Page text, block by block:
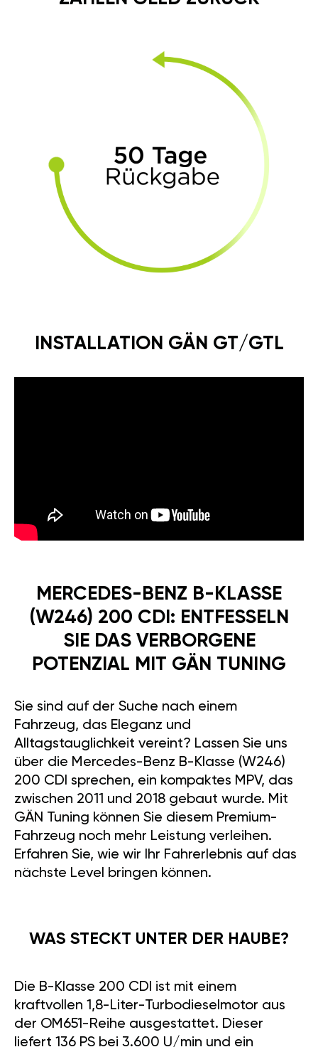
INSTALLATION GÄN GT/GTL
MERCEDES-BENZ B-KLASSE
(W246) 200 CDI: ENTFESSELN
SIE DAS VERBORGENE
POTENZIAL MIT GÄN TUNING
Sie sind auf der Suche nach einem
Fahrzeug, das Eleganz und
Alltagstauglichkeit vereint? Lassen Sie uns
über die Mercedes-Benz B-Klasse (W246)
200 CDI sprechen, ein kompaktes MPV, das
zwischen 2011 und 2018 gebaut wurde. Mit
GÄN Tuning können Sie diesem Premium-
Fahrzeug noch mehr Leistung verleihen.
Erfahren Sie, wie wir Ihr Fahrerlebnis auf das
nächste Level bringen können.
WAS STECKT UNTER DER HAUBE?
Die B-Klasse 200 CDI ist mit einem
kraftvollen 1,8-Liter-Turbodieselmotor aus
der OM651-Reihe ausgestattet. Dieser
liefert 136 PS bei 3.600 U/min und ein